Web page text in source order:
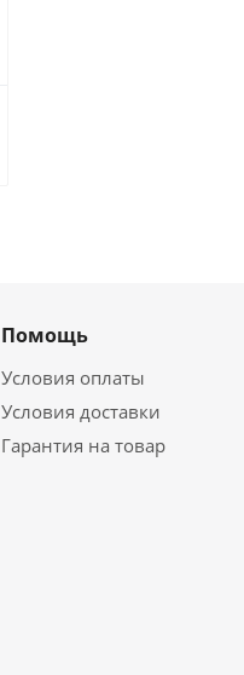
Помощь
Условия оплаты
Условия доставки
Гарантия на товар